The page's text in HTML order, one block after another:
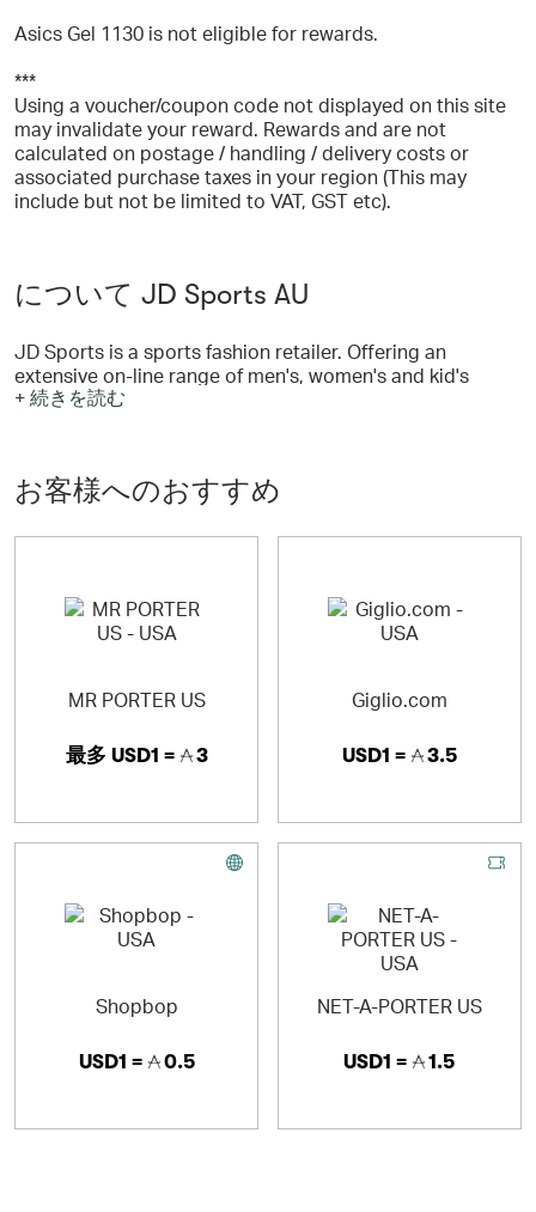
Asics Gel 1130 is not eligible for rewards.
***
Using a voucher/coupon code not displayed on this site
may invalidate your reward. Rewards and are not
calculated on postage / handling / delivery costs or
associated purchase taxes in your region (This may
include but not be limited to VAT, GST etc).
について JD Sports AU
JD Sports is a sports fashion retailer. Offering an
extensive on-line range of men's, women's and kid's
trainers, footwear, clothing and accessories - of which
K-Swiss, Ben Sherman, Puma ….plus many more
including the JD exclusive brands McKenzie and Carbrini.
+ 続きを読む
お客様へのおすすめ
MR PORTER US
最多 USD1 = 3
Giglio.com
USD1 = 3.5
Shopbop
USD1 = 0.5
NET-A-PORTER US
USD1 = 1.5